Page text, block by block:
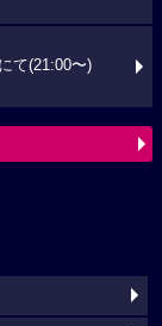
て(21:00〜)